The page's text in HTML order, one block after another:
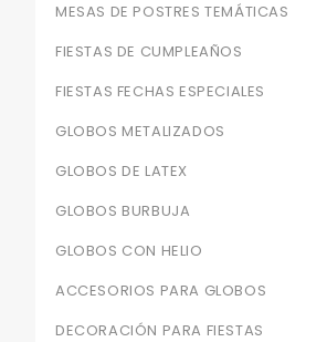
MESAS DE POSTRES TEMÁTICAS
FIESTAS DE CUMPLEAÑOS
FIESTAS FECHAS ESPECIALES
GLOBOS METALIZADOS
GLOBOS DE LATEX
GLOBOS BURBUJA
GLOBOS CON HELIO
ACCESORIOS PARA GLOBOS
DECORACIÓN PARA FIESTAS